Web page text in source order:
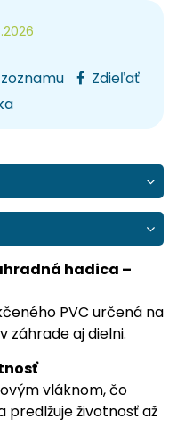
Zdieľať
hadica –
PVC určená na
záhrade aj dielni.
vláknom, čo
predlžuje životnosť až